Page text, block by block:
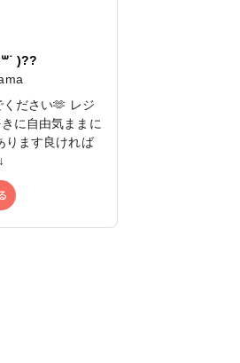
)??
ださい🫶 レジ
に自由気ままに
ります良ければ